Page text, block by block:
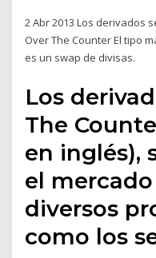
2 Abr 2013 Los derivados
Over The Counter El tipo
es un swap de divisas.
Los
The
en inglés),
el
diversos
como los